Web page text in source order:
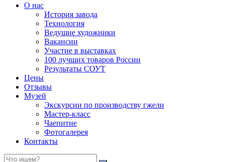
О нас
История завода
Технология
Ведущие художники
Вакансии
Участие в выставках
100 лучших товаров России
Результаты СОУТ
Цены
Отзывы
Музей
Экскурсии по производству гжели
Мастер-класс
Чаепитие
Фотогалерея
Контакты